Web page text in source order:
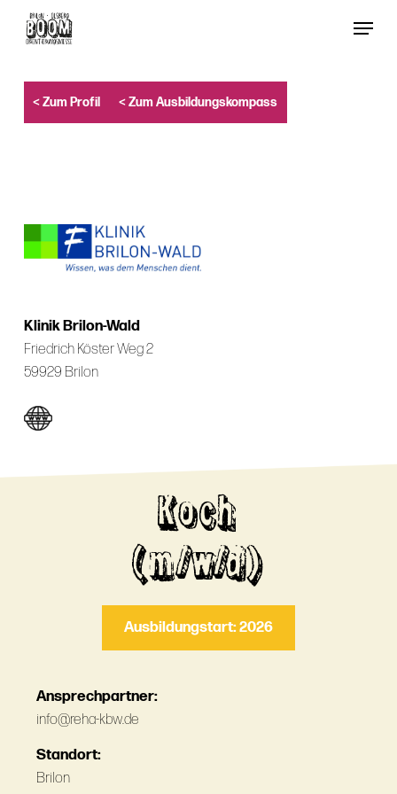
content
Menu
< Zum Profil < Zum Ausbildungskompass
Klinik Brilon-Wald
Friedrich Köster Weg 2
59929 Brilon
Koch
(m/w/d)
Ausbildungstart: 2026
Ansprechpartner:
info@reha-kbw.de
Standort:
Brilon